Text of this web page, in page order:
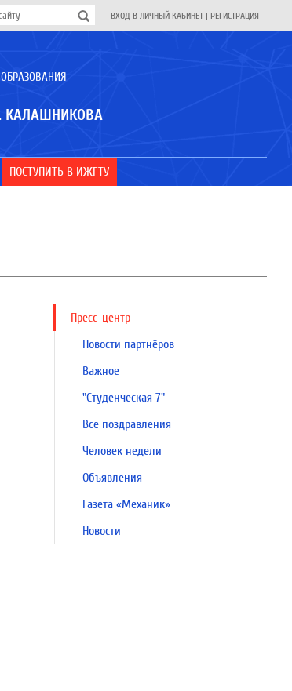
ВХОД В ЛИЧНЫЙ КАБИНЕТ | РЕГИСТРАЦИЯ
КАЛАШНИКОВА
ПОСТУПИТЬ В ИЖГТУ
Пресс-центр
Новости партнёров
Важное
"Студенческая 7"
Все поздравления
Человек недели
Объявления
Газета «Механик»
Новости